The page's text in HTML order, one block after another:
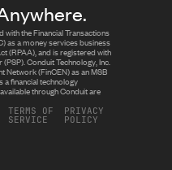
with the Financial Transactions
as a money services business
(RPAA), and is registered with
Conduit Technology, Inc.
Network (FinCEN) as an MSB
a financial technology
through Conduit are
TERMS OF
SERVICE
PRIVACY
POLICY